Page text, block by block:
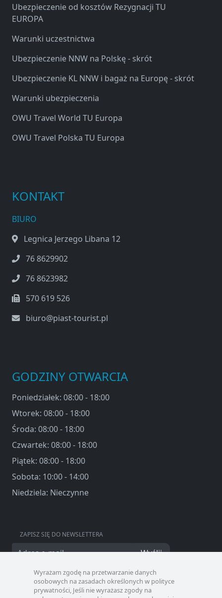
Wyrażam zgodę na przetwarzanie danych
osobowych na zasadach określonych w polityce
prywatności, Jeśli nie wyrażasz zgody na
ZAPISZ SIĘ DO NEWSLETTERA
Wyślij
Ubezpieczenie od kosztów Rezygnacji TU
EUROPA
Warunki uczestnictwa
Ubezpieczenie NNW na Polskę - skrót
Ubezpieczenie KL NNW i bagaż na Europę - skrót
Warunki ubezpieczenia
OWU Travel World TU Europa
OWU Travel Polska TU Europa
KONTAKT
BIURO
Legnica Jerzego Libana 12
76 8629902
76 8623982
570 619 526
biuro@piast-tourist.pl
GODZINY OTWARCIA
Poniedziałek: 08:00 - 18:00
Wtorek: 08:00 - 18:00
Środa: 08:00 - 18:00
Czwartek: 08:00 - 18:00
Piątek: 08:00 - 18:00
Sobota: 10:00 - 14:00
Niedziela: Nieczynne